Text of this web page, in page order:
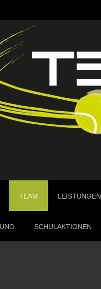
TEAM LEISTUNGEN
SCHULAKTIONEN